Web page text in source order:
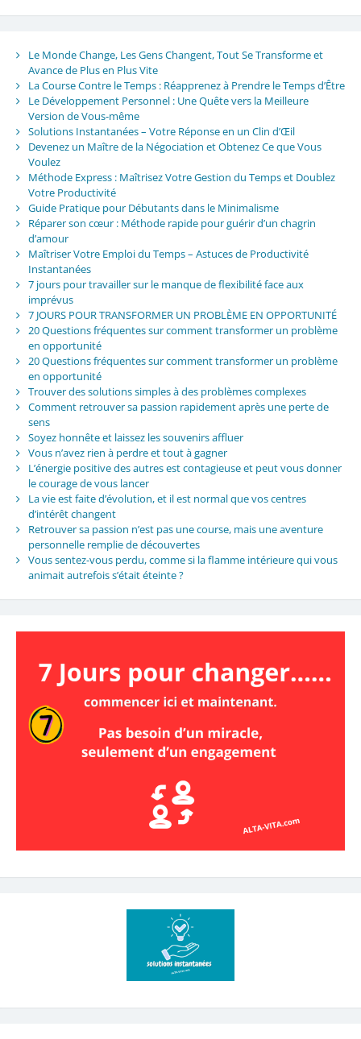
Le Monde Change, Les Gens Changent, Tout Se Transforme et
Avance de Plus en Plus Vite
La Course Contre le Temps : Réapprenez à Prendre le Temps d’Être
Le Développement Personnel : Une Quête vers la Meilleure
Version de Vous-même
Solutions Instantanées – Votre Réponse en un Clin d’Œil
Devenez un Maître de la Négociation et Obtenez Ce que Vous
Voulez
Méthode Express : Maîtrisez Votre Gestion du Temps et Doublez
Votre Productivité
Guide Pratique pour Débutants dans le Minimalisme
Réparer son cœur : Méthode rapide pour guérir d’un chagrin
d’amour
Maîtriser Votre Emploi du Temps – Astuces de Productivité
Instantanées
7 jours pour travailler sur le manque de flexibilité face aux
imprévus
7 JOURS POUR TRANSFORMER UN PROBLÈME EN OPPORTUNITÉ
20 Questions fréquentes sur comment transformer un problème
en opportunité
20 Questions fréquentes sur comment transformer un problème
en opportunité
Trouver des solutions simples à des problèmes complexes
Comment retrouver sa passion rapidement après une perte de
sens
Soyez honnête et laissez les souvenirs affluer
Vous n’avez rien à perdre et tout à gagner
L’énergie positive des autres est contagieuse et peut vous donner
le courage de vous lancer
La vie est faite d’évolution, et il est normal que vos centres
d’intérêt changent
Retrouver sa passion n’est pas une course, mais une aventure
personnelle remplie de découvertes
Vous sentez-vous perdu, comme si la flamme intérieure qui vous
animait autrefois s’était éteinte ?